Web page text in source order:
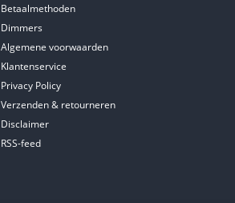
Betaalmethoden
Dimmers
Algemene voorwaarden
Klantenservice
Privacy Policy
Verzenden & retourneren
Disclaimer
RSS-feed